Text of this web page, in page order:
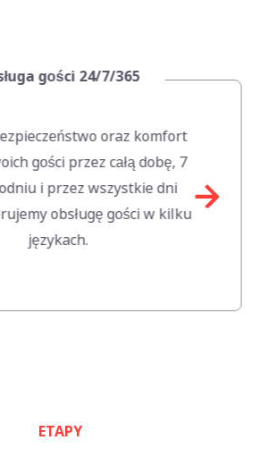
Optymalizujemy
cenami najmu, aby
wykorzystać
Twojego
w
ETAPY